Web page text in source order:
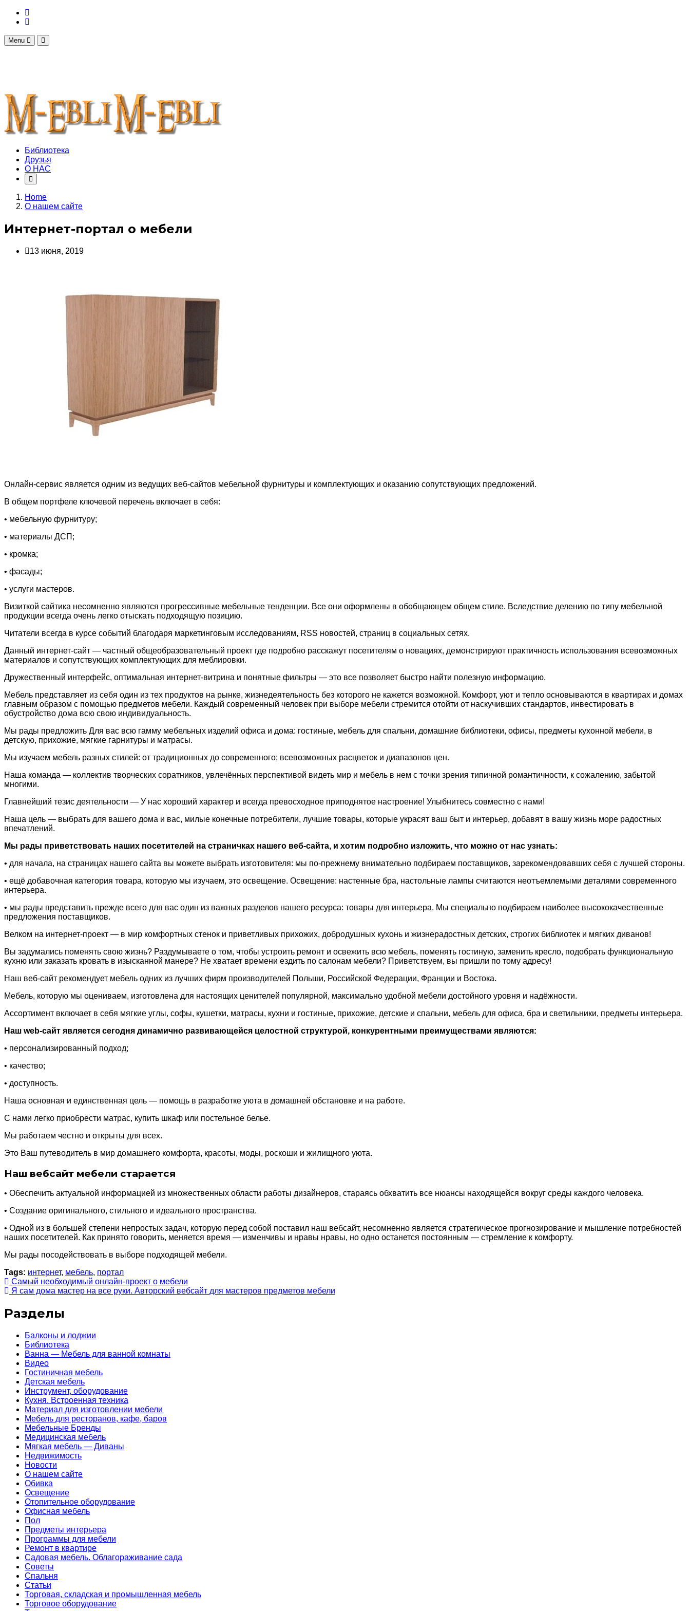
Menu
Библиотека
Друзья
О НАС
Home
О нашем сайте
Интернет-портал о мебели
13 июня, 2019
Онлайн-сервис является одним из ведущих веб-сайтов мебельной фурнитуры и комплектующих и оказанию сопутствующих предложений.
В общем портфеле ключевой перечень включает в себя:
• мебельную фурнитуру;
• материалы ДСП;
• кромка;
• фасады;
• услуги мастеров.
Визиткой сайтика несомненно являются прогрессивные мебельные тенденции. Все они оформлены в обобщающем общем стиле. Вследствие делению по типу мебельной
продукции всегда очень легко отыскать подходящую позицию.
Читатели всегда в курсе событий благодаря маркетинговым исследованиям, RSS новостей, страниц в социальных сетях.
Данный интернет-сайт — частный общеобразовательный проект где подробно расскажут посетителям о новациях, демонстрируют практичность использования всевозможных
материалов и сопутствующих комплектующих для меблировки.
Дружественный интерфейс, оптимальная интернет-витрина и понятные фильтры — это все позволяет быстро найти полезную информацию.
Мебель представляет из себя один из тех продуктов на рынке, жизнедеятельность без которого не кажется возможной. Комфорт, уют и тепло основываются в квартирах и домах
главным образом с помощью предметов мебели. Каждый современный человек при выборе мебели стремится отойти от наскучивших стандартов, инвестировать в
обустройство дома всю свою индивидуальность.
Мы рады предложить Для вас всю гамму мебельных изделий офиса и дома: гостиные, мебель для спальни, домашние библиотеки, офисы, предметы кухонной мебели, в
детскую, прихожие, мягкие гарнитуры и матрасы.
Мы изучаем мебель разных стилей: от традиционных до современного; всевозможных расцветок и диапазонов цен.
Наша команда — коллектив творческих соратников, увлечённых перспективой видеть мир и мебель в нем с точки зрения типичной романтичности, к сожалению, забытой
многими.
Главнейший тезис деятельности — У нас хороший характер и всегда превосходное приподнятое настроение! Улыбнитесь совместно с нами!
Наша цель — выбрать для вашего дома и вас, милые конечные потребители, лучшие товары, которые украсят ваш быт и интерьер, добавят в вашу жизнь море радостных
впечатлений.
Мы рады приветствовать наших посетителей на страничках нашего веб-сайта, и хотим подробно изложить, что можно от нас узнать:
• для начала, на страницах нашего сайта вы можете выбрать изготовителя: мы по-прежнему внимательно подбираем поставщиков, зарекомендовавших себя с лучшей стороны.
• ещё добавочная категория товара, которую мы изучаем, это освещение. Освещение: настенные бра, настольные лампы считаются неотъемлемыми деталями современного
интерьера.
• мы рады представить прежде всего для вас один из важных разделов нашего ресурса: товары для интерьера. Мы специально подбираем наиболее высококачественные
предложения поставщиков.
Велком на интернет-проект — в мир комфортных стенок и приветливых прихожих, добродушных кухонь и жизнерадостных детских, строгих библиотек и мягких диванов!
Вы задумались поменять свою жизнь? Раздумываете о том, чтобы устроить ремонт и освежить всю мебель, поменять гостиную, заменить кресло, подобрать функциональную
кухню или заказать кровать в изысканной манере? Не хватает времени ездить по салонам мебели? Приветствуем, вы пришли по тому адресу!
Наш веб-сайт рекомендует мебель одних из лучших фирм производителей Польши, Российской Федерации, Франции и Востока.
Мебель, которую мы оцениваем, изготовлена для настоящих ценителей популярной, максимально удобной мебели достойного уровня и надёжности.
Ассортимент включает в себя мягкие углы, софы, кушетки, матрасы, кухни и гостиные, прихожие, детские и спальни, мебель для офиса, бра и светильники, предметы интерьера.
Наш web-сайт является сегодня динамично развивающейся целостной структурой, конкурентными преимуществами являются:
• персонализированный подход;
• качество;
• доступность.
Наша основная и единственная цель — помощь в разработке уюта в домашней обстановке и на работе.
С нами легко приобрести матрас, купить шкаф или постельное белье.
Мы работаем честно и открыты для всех.
Это Ваш путеводитель в мир домашнего комфорта, красоты, моды, роскоши и жилищного уюта.
Наш вебсайт мебели старается
• Обеспечить актуальной информацией из множественных области работы дизайнеров, стараясь обхватить все нюансы находящейся вокруг среды каждого человека.
• Создание оригинального, стильного и идеального пространства.
• Одной из в большей степени непростых задач, которую перед собой поставил наш вебсайт, несомненно является стратегическое прогнозирование и мышление потребностей
наших посетителей. Как принято говорить, меняется время — изменчивы и нравы нравы, но одно останется постоянным — стремление к комфорту.
Мы рады посодействовать в выборе подходящей мебели.
Tags: интернет, мебель, портал
Самый необходимый онлайн-проект о мебели
Я сам дома мастер на все руки. Авторский вебсайт для мастеров предметов мебели
Разделы
Балконы и лоджии
Библиотека
Ванна — Мебель для ванной комнаты
Видео
Гостиничная мебель
Детская мебель
Инструмент, оборудование
Кухня. Встроенная техника
Материал для изготовлении мебели
Мебель для ресторанов, кафе, баров
Мебельные Бренды
Медицинская мебель
Мягкая мебель — Диваны
Недвижимость
Новости
О нашем сайте
Обивка
Освещение
Отопительное оборудование
Офисная мебель
Пол
Предметы интерьера
Программы для мебели
Ремонт в квартире
Садовая мебель. Облагораживание сада
Советы
Спальня
Статьи
Торговая, складская и промышленная мебель
Торговое оборудование